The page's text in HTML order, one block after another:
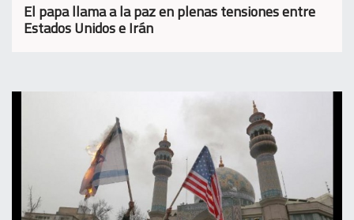
El papa llama a la paz en plenas tensiones entre
Estados Unidos e Irán